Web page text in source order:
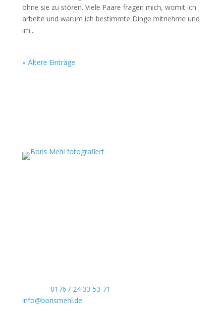
ohne sie zu stören. Viele Paare fragen mich, womit ich
arbeite und warum ich bestimmte Dinge mitnehme und
im...
« Ältere Einträge
0176 / 24 33 53 71
info@borismehl.de